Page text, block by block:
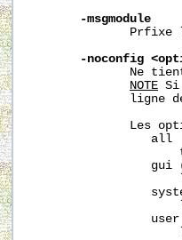
-msgmodule
Prfixe
-noconfig
Ne
NOTE Si
ligne
Les
                 all
gui
                 user